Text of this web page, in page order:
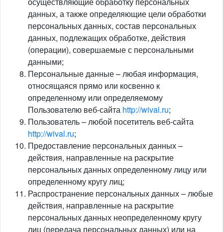
данных, а также определяющие цели обработки
персональных данных, состав персональных
данных, подлежащих обработке, действия
(операции), совершаемые с персональными
данными;
Персональные данные – любая информация,
относящаяся прямо или косвенно к
определенному или определяемому
Пользователю веб-сайта http://wival.ru;
Пользователь – любой посетитель веб-сайта
http://wival.ru;
Предоставление персональных данных –
действия, направленные на раскрытие
персональных данных определенному лицу или
определенному кругу лиц;
Распространение персональных данных – любые
действия, направленные на раскрытие
персональных данных неопределенному кругу
лиц (передача персональных данных) или на